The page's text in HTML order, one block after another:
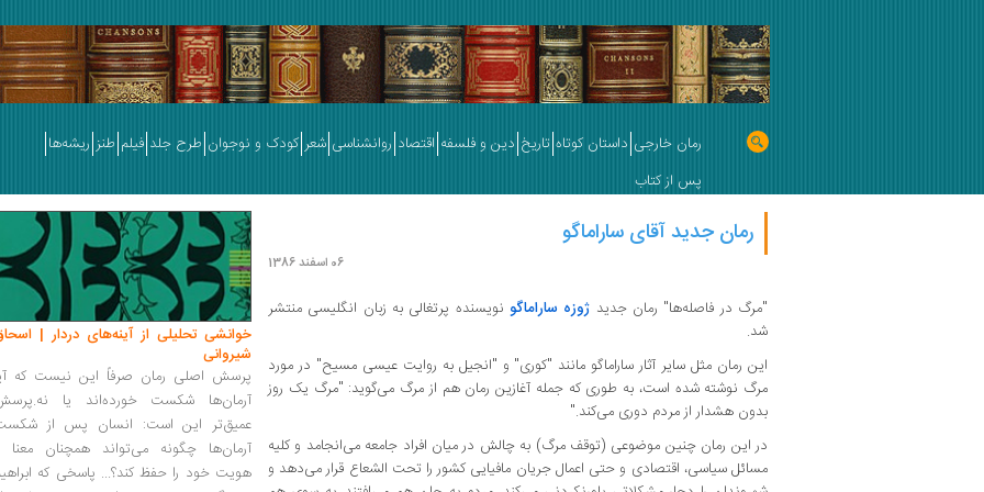
رمان خارجی داستان کوتاه تاریخ دین و فلسفه اقتصاد روانشناسی شعر کودک و نوجوان طرح جلد فیلم طنز ریشه‌ها
پس از کتاب
رمان جدید آقای ساراماگو
06 اسفند 1386
"مرگ در فاصله‌ها" رمان جدید ژوزه ساراماگو نویسنده پرتغالی به زبان انگلیسی منتشر
شد.
این رمان مثل سایر آثار ساراماگو مانند "کوری" و "انجیل به روایت عیسی مسیح" در مورد
مرگ نوشته شده است، به طوری که جمله آغازین رمان هم از مرگ می‌گوید: "مرگ یک روز
بدون هشدار از مردم دوری می‌کند."
در این رمان چنین موضوعی (توقف مرگ) به چالش در میان افراد جامعه می‌انجامد و کلیه
مسائل سیاسی، اقتصادی و حتی اعمال جریان مافیایی کشور را تحت الشعاع قرار می‌دهد و
خوانشی تحلیلی از آینه‌های دردار |
شیروانی
پرسش اصلی رمان صرفاً این نیست که
آرمان‌ها شکست خورده‌اند یا
عمیق‌تر این است: انسان پس از
آرمان‌ها چگونه می‌تواند همچنان معنا
هویت خود را حفظ کند؟... پاسخی که